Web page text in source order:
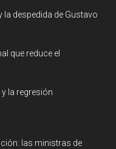
la despedida de Gustavo
que reduce el
y la regresión
las ministras de